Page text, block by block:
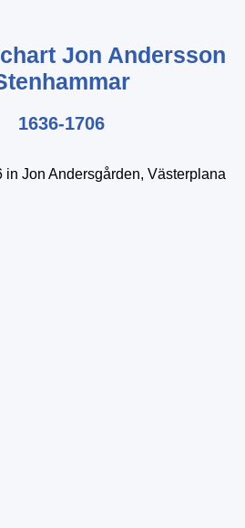
Jon Andersson
1636-1706
in Jon Andersgården, Västerplana